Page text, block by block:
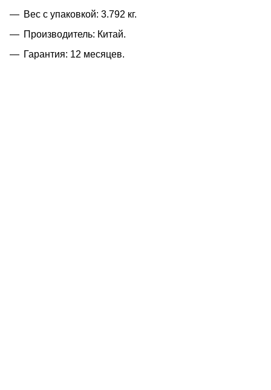
Вес с упаковкой: 3.792 кг.
Производитель: Китай.
Гарантия: 12 месяцев.